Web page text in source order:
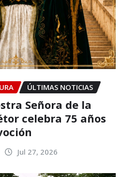
ÚLTIMAS NOTICIAS
Señora de la
celebra 75 años
Jul 27, 2026